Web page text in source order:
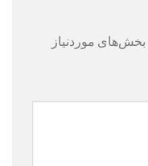
بخش‌های موردنیاز